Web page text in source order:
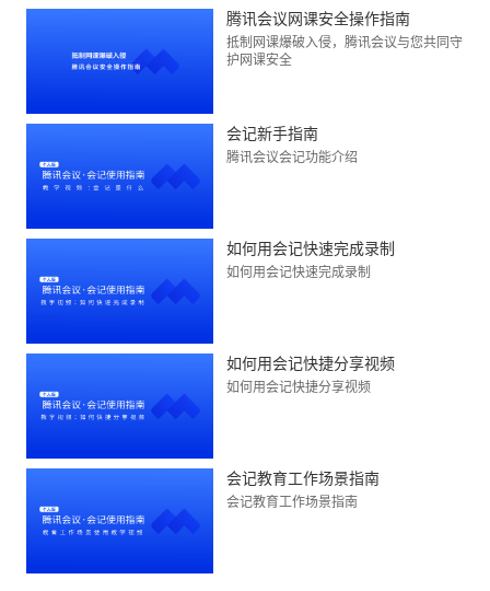
腾讯会议网课安全操作指南
抵制网课爆破入侵，腾讯会议与您共同守
护网课安全
会记新手指南
腾讯会议会记功能介绍
如何用会记快速完成录制
如何用会记快速完成录制
如何用会记快捷分享视频
如何用会记快捷分享视频
会记教育工作场景指南
会记教育工作场景指南